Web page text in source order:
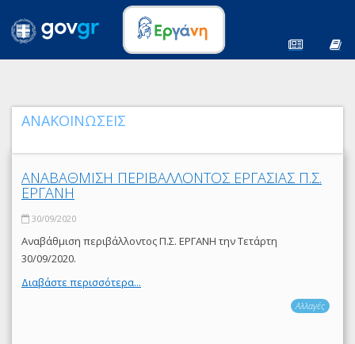
ΑΝΑΚΟΙΝΩΣΕΙΣ
ΑΝΑΒΑΘΜΙΣΗ ΠΕΡΙΒΑΛΛΟΝΤΟΣ ΕΡΓΑΣΙΑΣ Π.Σ.
ΕΡΓΑΝΗ
30/09/2020
Αναβάθμιση περιβάλλοντος Π.Σ. ΕΡΓΑΝΗ την Τετάρτη
30/09/2020.
Διαβάστε περισσότερα...
Αλλαγές